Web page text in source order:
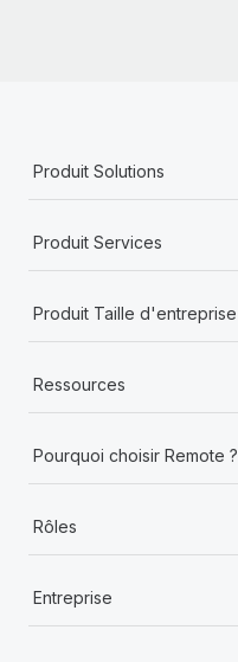
Produit Solutions
Produit Services
Produit Taille d'entreprise
Ressources
Pourquoi choisir Remote ?
Rôles
Entreprise